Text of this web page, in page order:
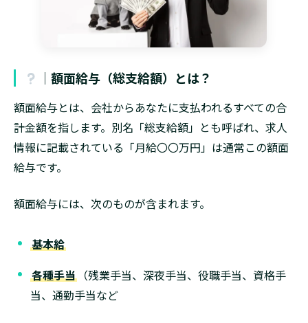
│額面給与（総支給額）とは？
額面給与とは、会社からあなたに支払われるすべての合
計金額を指します。別名「総支給額」とも呼ばれ、求人
情報に記載されている「月給〇〇万円」は通常この額面
給与です。
額面給与には、次のものが含まれます。
基本給
各種手当 （残業手当、深夜手当、役職手当、資格手
当、通勤手当など